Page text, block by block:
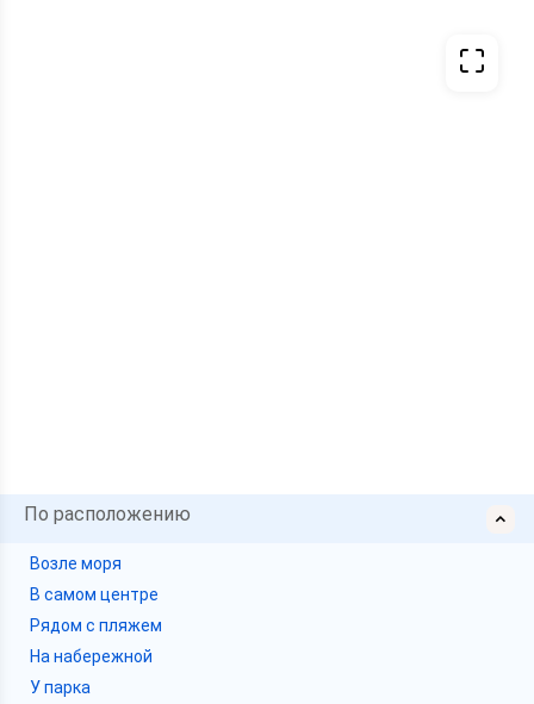
По расположению
Возле моря
В самом центре
Рядом с пляжем
На набережной
У парка